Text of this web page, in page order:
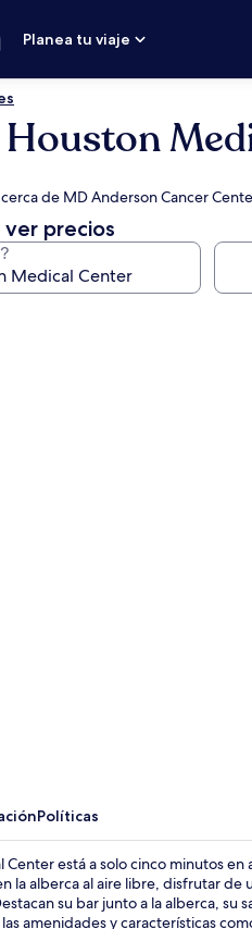
Planea tu viaje
de MD Anderson Cancer
ver precios
Políticas
está a solo cinco minutos
la alberca al aire libre, disfrutar
su bar junto a la alberca, su
amenidades y características